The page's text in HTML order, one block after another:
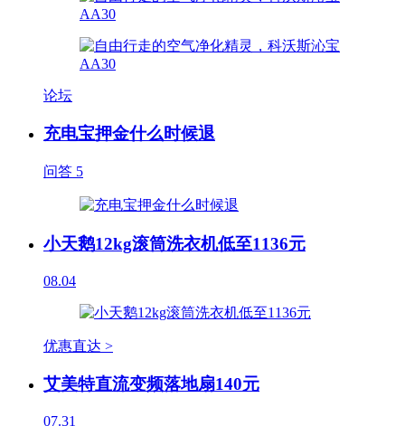
论坛
充电宝押金什么时候退
问答 5
小天鹅12kg滚筒洗衣机低至1136元
08.04
优惠直达 >
艾美特直流变频落地扇140元
07.31